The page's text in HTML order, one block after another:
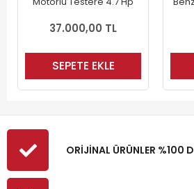
37.000,00 TL
SEPETE EKLE
ORİJİNAL ÜRÜNLER %100